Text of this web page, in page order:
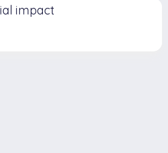
impact